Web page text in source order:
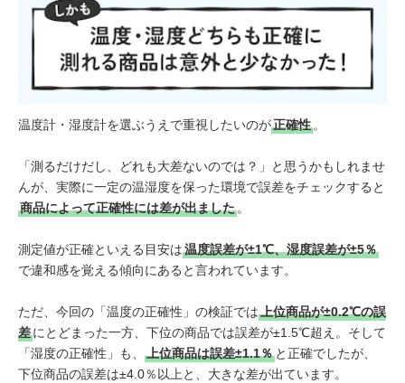
温度計・湿度計を選ぶうえで重視したいのが正確性 。
「測るだけだし、どれも大差ないのでは？」と思うかもしれませ
んが、実際に一定の温湿度を保った環境で誤差をチェックすると
商品によって正確性には差が出ました 。
測定値が正確といえる目安は温度誤差が±1℃、湿度誤差が±5％
で違和感を覚える傾向にあると言われています。
ただ、今回の「温度の正確性」の検証では上位商品が±0.2℃の誤
差にとどまった一方、下位の商品では誤差が±1.5℃超え。そして
「湿度の正確性」も、
上位商品は誤差±1.1％ と正確でしたが、
下位商品の誤差は±4.0％以上と、大きな差が出ています。